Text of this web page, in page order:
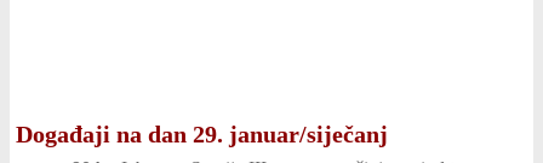
Događaji na dan 29. januar/siječanj